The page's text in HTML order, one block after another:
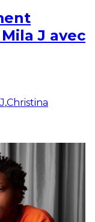
J avec
,Christina